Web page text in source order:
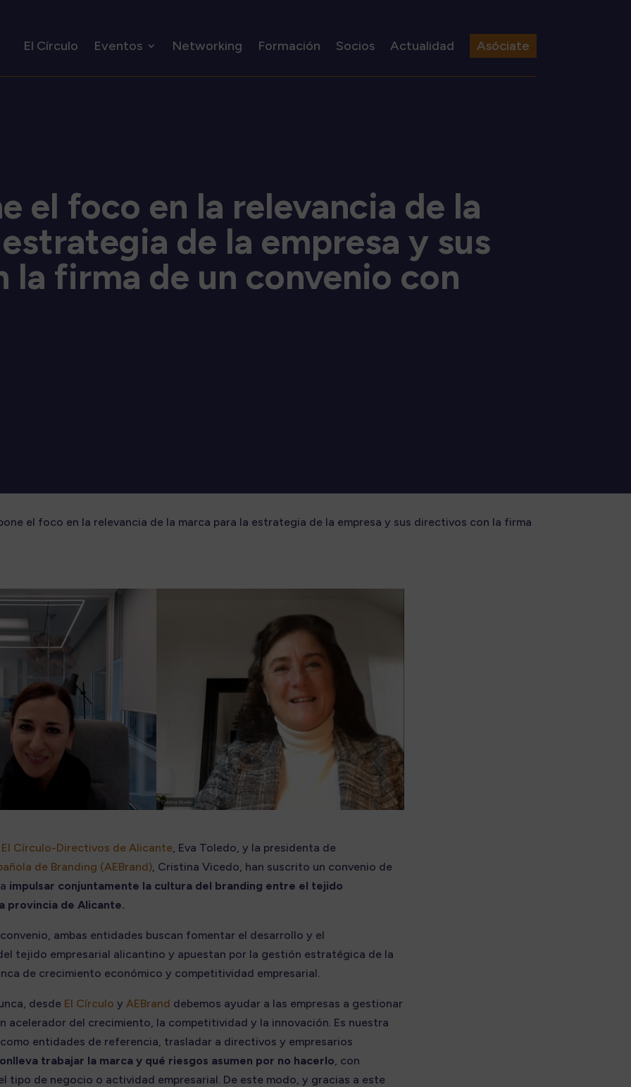
El Círculo Eventos Networking Formación Socios Actualidad Asóciate
el foco en la relevancia de la
de la empresa y sus
firma de un convenio con
el foco en la relevancia de la marca para la estrategia de la empresa y sus directivos con la firma
El Círculo-Directivos de Alicante, Eva Toledo, y la presidenta de
de Branding (AEBrand), Cristina Vicedo, han suscrito un convenio de
impulsar conjuntamente la cultura del branding entre el tejido
provincia de Alicante.
ambas entidades buscan fomentar el desarrollo y el
tejido empresarial alicantino y apuestan por la gestión estratégica de la
de crecimiento económico y competitividad empresarial.
desde El Círculo y AEBrand debemos ayudar a las empresas a gestionar
acelerador del crecimiento, la competitividad y la innovación. Es nuestra
entidades de referencia, trasladar a directivos y empresarios
trabajar la marca y qué riesgos asumen por no hacerlo, con
tipo de negocio o actividad empresarial. De este modo, y gracias a este